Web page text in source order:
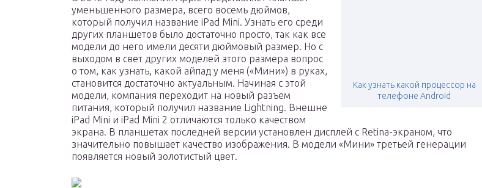
Как узнать какой процессор на
телефоне Android
уменьшенного размера, всего восемь дюймов,
который получил название iPad Mini. Узнать его среди
других планшетов было достаточно просто, так как все
модели до него имели десяти дюймовый размер. Но с
выходом в свет других моделей этого размера вопрос
о том, как узнать, какой айпад у меня («Мини») в руках,
становится достаточно актуальным. Начиная с этой
модели, компания переходит на новый разъем
питания, который получил название Lightning. Внешне
iPad Mini и iPad Mini 2 отличаются только качеством
экрана. В планшетах последней версии установлен дисплей с Retina-экраном, что
значительно повышает качество изображения. В модели «Мини» третьей генерации
появляется новый золотистый цвет.